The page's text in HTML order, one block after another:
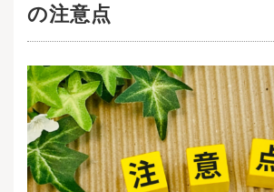
支払い続けることになります。マイホームにい
くらかけられるか計算しよう！戸建てに必要な
費用や予算相場などを解説参考：国土交通省
生まれたら、まず考えなければいけないのが教
育資金です。学資保険に加入する方も多いでし
ょう。文部科学省によると大学卒業までにかか
る平均的な教育費は、すべて国公立の場合で約8
00万円、すべて私立の場合は約2,200万円として
います。さらに子どもの習い事や学習塾などの
活動費も必要になり、大学に進学して下宿住ま
の注意点